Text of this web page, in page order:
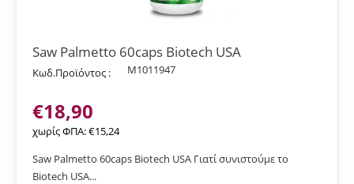
Saw Palmetto 60caps Biotech USA
Κωδ.Προϊόντος : M1011947
€18,90
χωρίς ΦΠΑ:€15,24
Saw Palmetto 60caps Biotech USA Γιατί συνιστούμε το
Biotech USA...